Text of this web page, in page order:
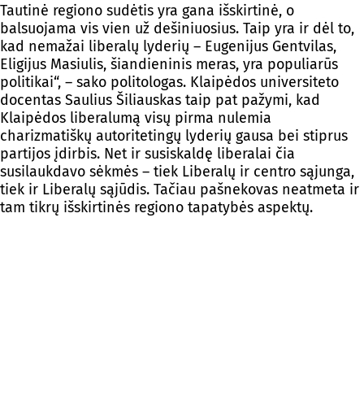
Tautinė regiono sudėtis yra gana išskirtinė, o
balsuojama vis vien už dešiniuosius. Taip yra ir dėl to,
kad nemažai liberalų lyderių – Eugenijus Gentvilas,
Eligijus Masiulis, šiandieninis meras, yra populiarūs
politikai“, – sako politologas. Klaipėdos universiteto
docentas Saulius Šiliauskas taip pat pažymi, kad
Klaipėdos liberalumą visų pirma nulemia
charizmatiškų autoritetingų lyderių gausa bei stiprus
partijos įdirbis. Net ir susiskaldę liberalai čia
susilaukdavo sėkmės – tiek Liberalų ir centro sąjunga,
tiek ir Liberalų sąjūdis. Tačiau pašnekovas neatmeta ir
tam tikrų išskirtinės regiono tapatybės aspektų.